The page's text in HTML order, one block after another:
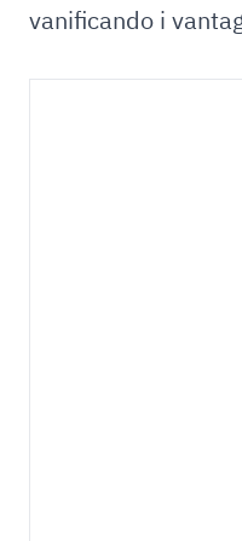
vanificando i